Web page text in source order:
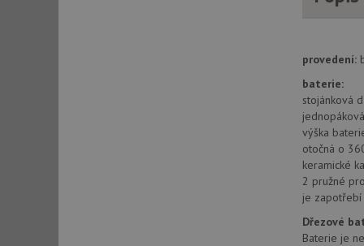
provedení:
baterie:
stojánková
výška
otočná o
keramické
2 pružné
je
Dřezové
Baterie je
CookieScriptConsent
AUTORIZACE
Název
Název